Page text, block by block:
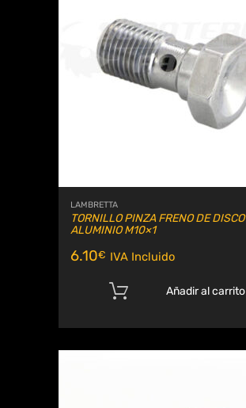
LAMBRETTA
TORNILLO PINZA FRENO DE DISCO
ALUMINIO M10×1
6.10€ IVA Incluido
Añadir al carrito